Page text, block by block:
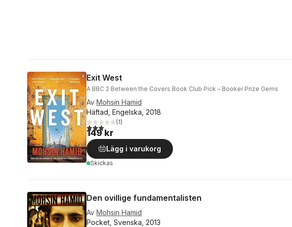
Exit West
A BBC 2 Between the Covers Book Club Pick – Booker Prize Gems
Av Mohsin Hamid
Häftad, Engelska, 2018
3,0utav 5 stjärnor. Totalt antal röster:
(1)
149 kr
Lägg i varukorg
Skickas
Den ovillige fundamentalisten
Av Mohsin Hamid
Pocket, Svenska, 2013